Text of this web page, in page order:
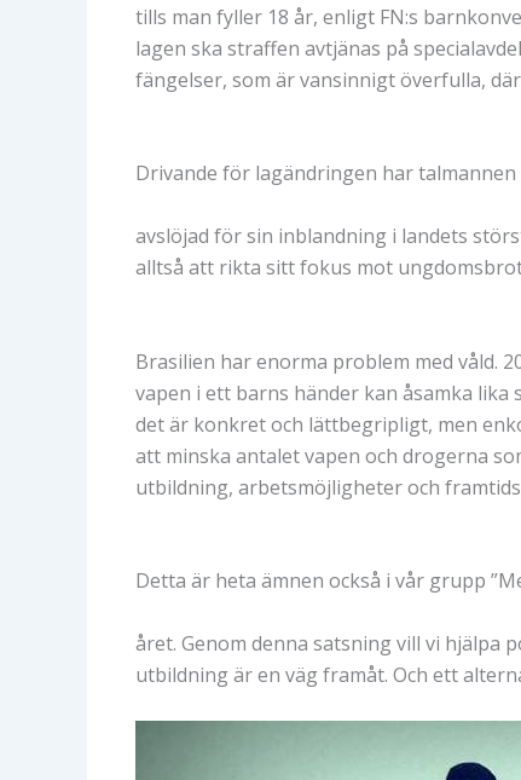
tills man fyller 18 år, enligt FN:s
lagen ska straffen avtjänas på
fängelser, som är vansinnigt överfulla,
Drivande för lagändringen har
avslöjad för sin inblandning i landets
alltså att rikta sitt fokus mot
Brasilien har enorma problem med våld.
vapen i ett barns händer kan åsamka
det är konkret och lättbegripligt, men
att minska antalet vapen och drogerna
utbildning, arbetsmöjligheter och
Detta är heta ämnen också i vår grupp
året. Genom denna satsning vill vi hjälpa
utbildning är en väg framåt. Och ett